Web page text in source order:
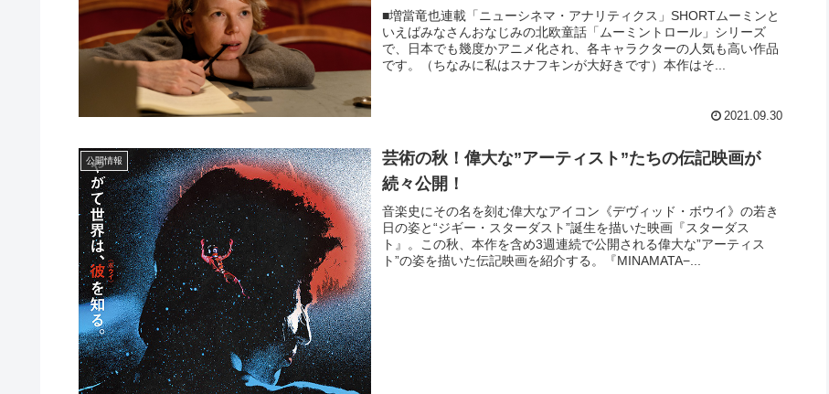
■増當竜也連載「ニューシネマ・アナリティクス」SHORTムーミンと
いえばみなさんおなじみの北欧童話「ムーミントロール」シリーズ
で、日本でも幾度かアニメ化され、各キャラクターの人気も高い作品
です。（ちなみに私はスナフキンが大好きです）本作はそ...
2021.09.30
公開情報
芸術の秋！偉⼤な”アーティスト”たちの伝記映画が
続々公開！
⾳楽史にその名を刻む偉⼤なアイコン《デヴィッド・ボウイ》の若き
⽇の姿と“ジギー・スターダスト”誕⽣を描いた映画『スターダス
ト』。この秋、本作を含め3週連続で公開される偉⼤な”アーティス
ト”の姿を描いた伝記映画を紹介する。『MINAMATA−...